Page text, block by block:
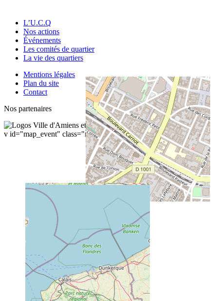
L’U.C.Q
Nos actions
Événements
Les comités de quartier
La vie des quartiers
Mentions légales
Plan du site
Contact
Nos partenaires
v id="map_event" class="map">